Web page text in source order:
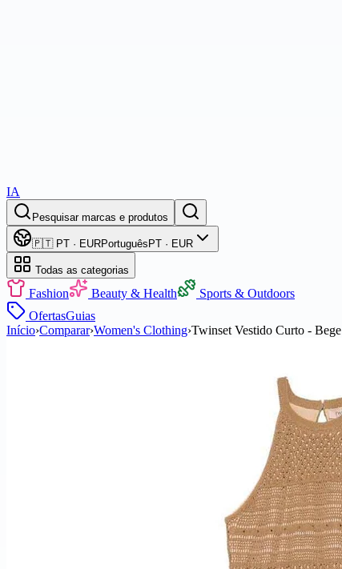
IA
Pesquisar marcas e produtos
🇵🇹 PT · EURPortuguês PT · EUR
Todas as categorias
Fashion Beauty & Health
Sports & Outdoors
OfertasGuias
Início›Comparar›Women's Clothing›Twinset Vestido Curto - Bege